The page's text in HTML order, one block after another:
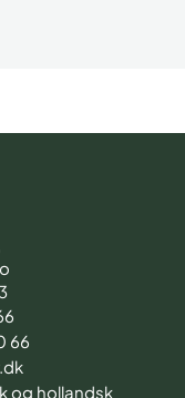
66
og hollandsk